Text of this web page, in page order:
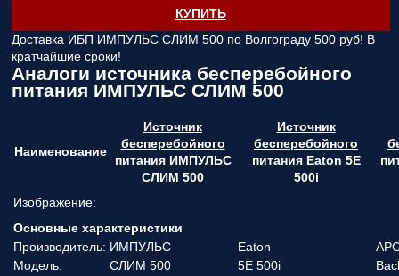
КУПИТЬ
Доставка ИБП ИМПУЛЬС СЛИМ 500 по Волгограду 500 руб! В
кратчайшие сроки!
Аналоги источника бесперебойного
питания ИМПУЛЬС СЛИМ 500
Наименование
Источник
бесперебойного
питания ИМПУЛЬС
СЛИМ 500
Источник
бесперебойного
питания Eaton 5E
500i
Изображение:
Основные характеристики
Производитель: ИМПУЛЬС Eaton
Модель:
СЛИМ 500 5E 500i